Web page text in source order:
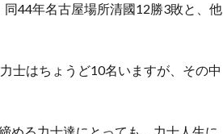
44年名古屋場所清國12勝3敗と、他
士はちょうど10名いますが、その中